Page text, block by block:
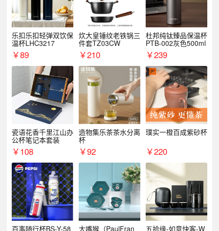
乐扣乐扣轻弹双饮保
温杯LHC3217
￥89
炊大皇锤纹老铁锅三
件套TZ03CW
￥210
杜邦纯钛臻品保温杯
PTB-002灰色500ml
￥239
瓷语花香千里江山办
公杯笔记本套装
￥108
造物集乐茶茶水分离
杯
￥92
璞实一橙百成紫砂杯
￥220
百事随行杯BS-Y-58 大嘴猴（PaulFran 五拾缘-如意快客-W